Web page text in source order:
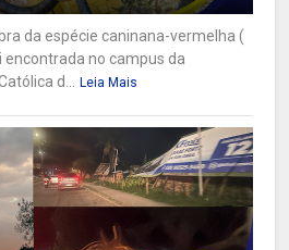
da espécie caninana-vermelha (
no campus da
d... Leia Mais